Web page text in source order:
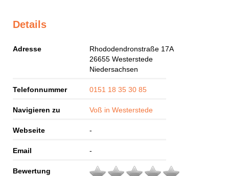
Details
Adresse
Rhododendronstraße 17A
26655 Westerstede
Niedersachsen
Telefonnummer 0151 18 35 30 85
Navigieren zu Voß in Westerstede
Webseite -
Email -
Bewertung